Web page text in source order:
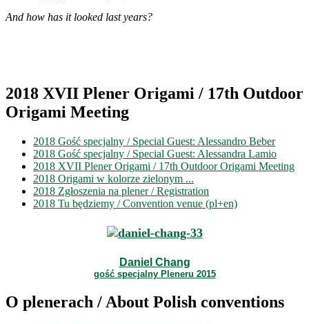
And how has it looked last years?
2018 XVII Plener Origami / 17th Outdoor
Origami Meeting
2018 Gość specjalny / Special Guest: Alessandro Beber
2018 Gość specjalny / Special Guest: Alessandra Lamio
2018 XVII Plener Origami / 17th Outdoor Origami Meeting
2018 Origami w kolorze zielonym ...
2018 Zgłoszenia na plener / Registration
2018 Tu będziemy / Convention venue (pl+en)
Daniel Chang
gość specjalny Pleneru 2015
O plenerach / About Polish conventions